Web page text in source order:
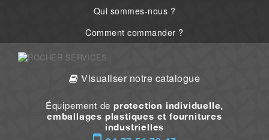
Qui sommes-nous ?
Comment commander ?
Visualiser notre catalogue
Équipement de protection individuelle,
emballages plastiques et fournitures
industrielles